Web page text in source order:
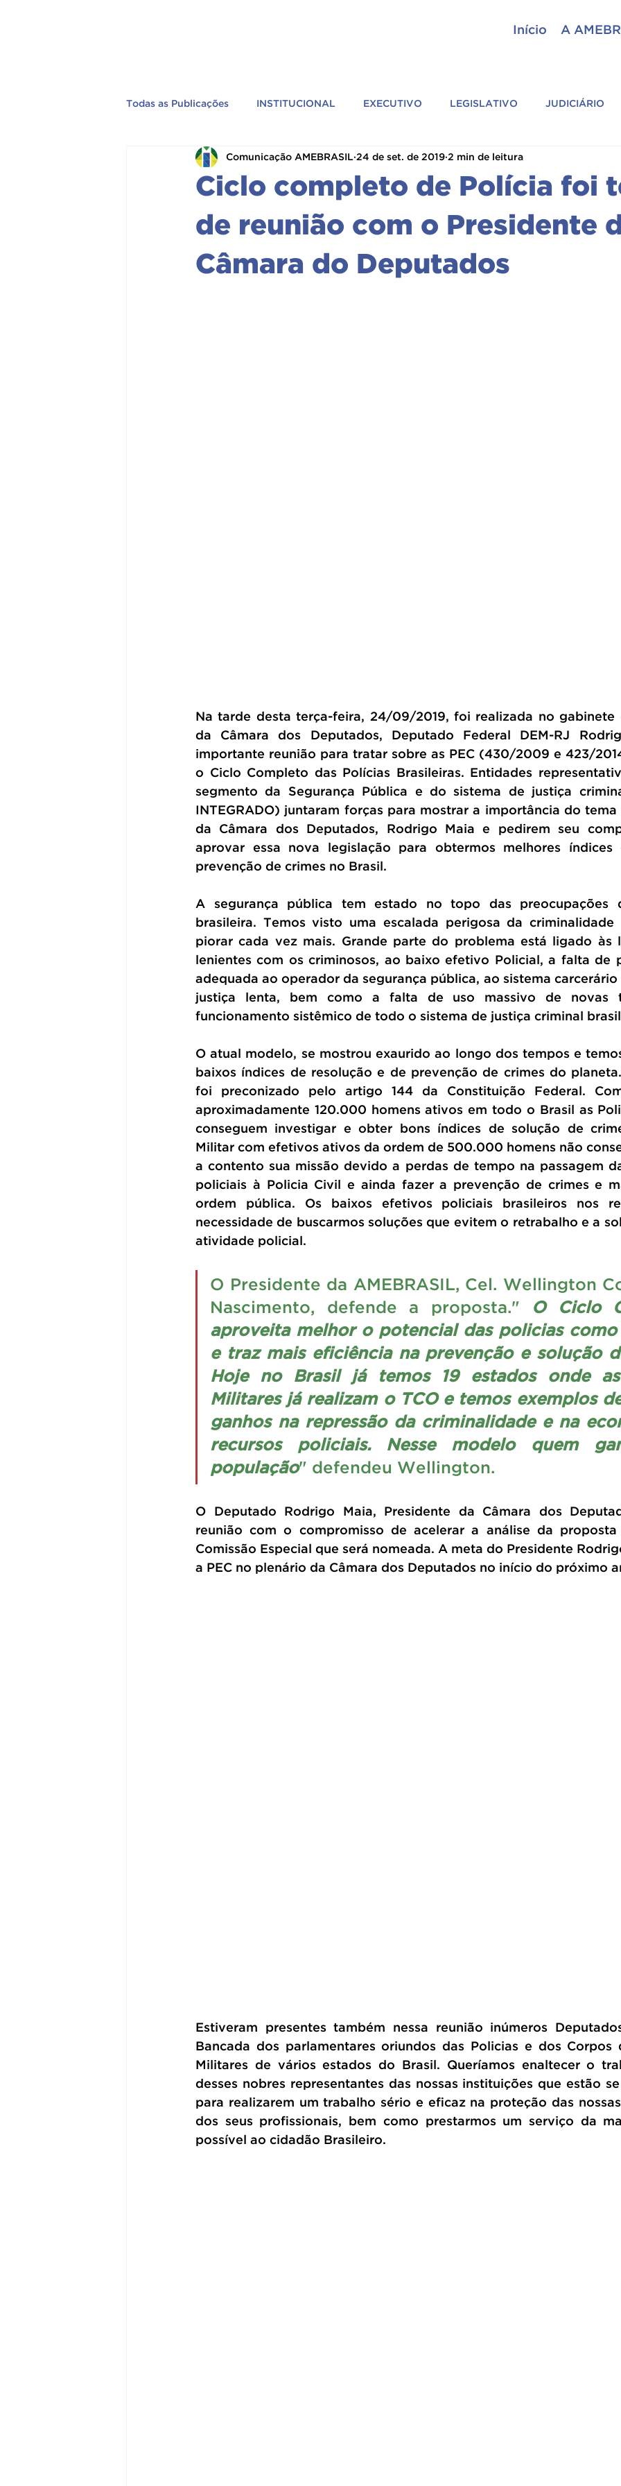
Início A
Todas as Publicações INSTITUCIONAL EXECUTIVO LEGISLATIVO JUDICIÁRIO
EVENTOS PREVIDÊNCIA ASSESSORIA PARLAMENTAR GERAL
TV AMEBRASIL PELO BRASIL CIÊNCIAS POLICIAIS PARCEIROS
Ciclo completo de Polícia foi
de reunião com o Presidente
Câmara do Deputados
Comunicação AMEBRASIL 24 de set. de 2019 2 min de leitura
Na tarde desta terça-feira, 24/09/2019, foi realizada no gabinete
da Câmara dos Deputados, Deputado Federal DEM-RJ
importante reunião para tratar sobre as PEC (430/2009 e 423/
o Ciclo Completo das Polícias Brasileiras. Entidades
segmento da Segurança Pública e do sistema de justiça
INTEGRADO) juntaram forças para mostrar a importância do
da Câmara dos Deputados, Rodrigo Maia e pedirem seu
aprovar essa nova legislação para obtermos melhores índices
prevenção de crimes no Brasil.
A segurança pública tem estado no topo das preocupações
brasileira. Temos visto uma escalada perigosa da
piorar cada vez mais. Grande parte do problema está ligado às
lenientes com os criminosos, ao baixo efetivo Policial, a falta de
adequada ao operador da segurança pública, ao sistema
justiça lenta, bem como a falta de uso massivo de novas
funcionamento sistêmico de todo o sistema de justiça criminal
O atual modelo, se mostrou exaurido ao longo dos tempos e
baixos índices de resolução e de prevenção de crimes do
foi preconizado pelo artigo 144 da Constituição Federal.
aproximadamente 120.000 homens ativos em todo o Brasil as
conseguem investigar e obter bons índices de solução de
Militar com efetivos ativos da ordem de 500.000 homens não
a contento sua missão devido a perdas de tempo na passagem
policiais à Policia Civil e ainda fazer a prevenção de crimes e
ordem pública. Os baixos efetivos policiais brasileiros nos
necessidade de buscarmos soluções que evitem o retrabalho e a
atividade policial.
O Presidente da AMEBRASIL, Cel. Wellington
Nascimento, defende a proposta."
O Ciclo
aproveita melhor o potencial das policias
e traz mais eficiência na prevenção e solução
Hoje no Brasil já temos 19 estados onde
Militares já realizam o TCO e temos exemplos
ganhos na repressão da criminalidade e na
recursos policiais. Nesse modelo quem
população" defendeu Wellington.
O Deputado Rodrigo Maia, Presidente da Câmara dos
reunião com o compromisso de acelerar a análise da
Comissão Especial que será nomeada. A meta do Presidente
a PEC no plenário da Câmara dos Deputados no início do próximo
Estiveram presentes também nessa reunião inúmeros
Bancada dos parlamentares oriundos das Policias e dos Corpos
Militares de vários estados do Brasil. Queríamos enaltecer o
desses nobres representantes das nossas instituições que estão
para realizarem um trabalho sério e eficaz na proteção das
dos seus profissionais, bem como prestarmos um serviço da
possível ao cidadão Brasileiro.